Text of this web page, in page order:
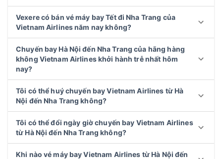
Vexere có bán vé máy bay Tết đi Nha Trang của
Vietnam Airlines năm nay không?
Chuyến bay Hà Nội đến Nha Trang của hãng hàng
không Vietnam Airlines khởi hành trễ nhất hôm
nay?
Tôi có thể huý chuyến bay Vietnam Airlines từ Hà
Nội đến Nha Trang không?
Tôi có thể đổi ngày giờ chuyến bay Vietnam Airlines
từ Hà Nội đến Nha Trang không?
Khi nào vé máy bay Vietnam Airlines từ Hà Nội đến